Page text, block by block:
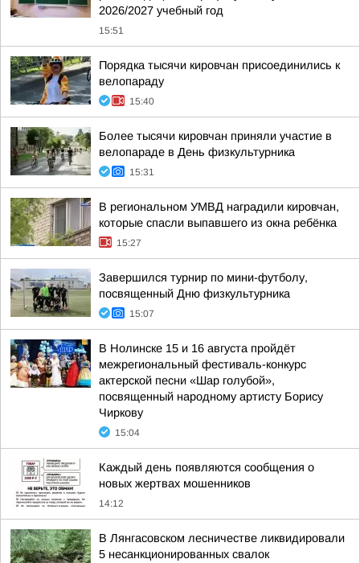
2026/2027 учебный год
15:51
Порядка тысячи кировчан присоединились к
велопараду
15:40
Более тысячи кировчан приняли участие в
велопараде в День физкультурника
15:31
В региональном УМВД наградили кировчан,
которые спасли выпавшего из окна ребёнка
15:27
Завершился турнир по мини-футболу,
посвященный Дню физкультурника
15:07
В Нолинске 15 и 16 августа пройдёт
межрегиональный фестиваль-конкурс
актерской песни «Шар голубой»,
посвященный народному артисту Борису
Чиркову
15:04
Каждый день появляются сообщения о
новых жертвах мошенников
14:12
В Лянгасовском лесничестве ликвидировали
5 несанкционированных свалок